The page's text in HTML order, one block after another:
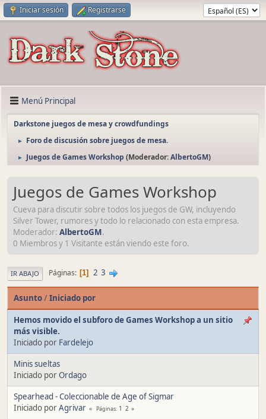
Iniciar sesión Registrarse
Menú Principal
Darkstone juegos de mesa y crowdfundings
► Foro de discusión sobre juegos de mesa.
► Juegos de Games Workshop (Moderador:AlbertoGM)
Juegos de Games Workshop
Cueva para discutir sobre todos los juegos de GW, incluyendo
Silver Tower, rumores y todo lo relacionado con esta empresa.
Moderador: AlbertoGM.
0 Miembros y 1 Visitante están viendo este foro.
IR ABAJO Páginas 1 2 3
Asunto/Iniciado por
Hemos movido el subforo de Games Workshop a un sitio
más visible.
Iniciado por Fardelejo
Minis sueltas
Iniciado porOrdago
Spearhead - Coleccionable de Age of Sigmar
Iniciado porAgrivar Páginas 1 2